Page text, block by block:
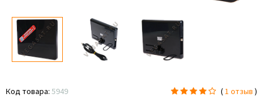
Код товара: 5949 (1 отзыв )